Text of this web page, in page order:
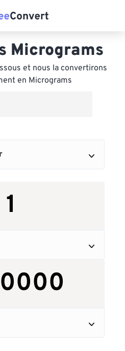
Micrograms
et nous la convertirons
en Micrograms